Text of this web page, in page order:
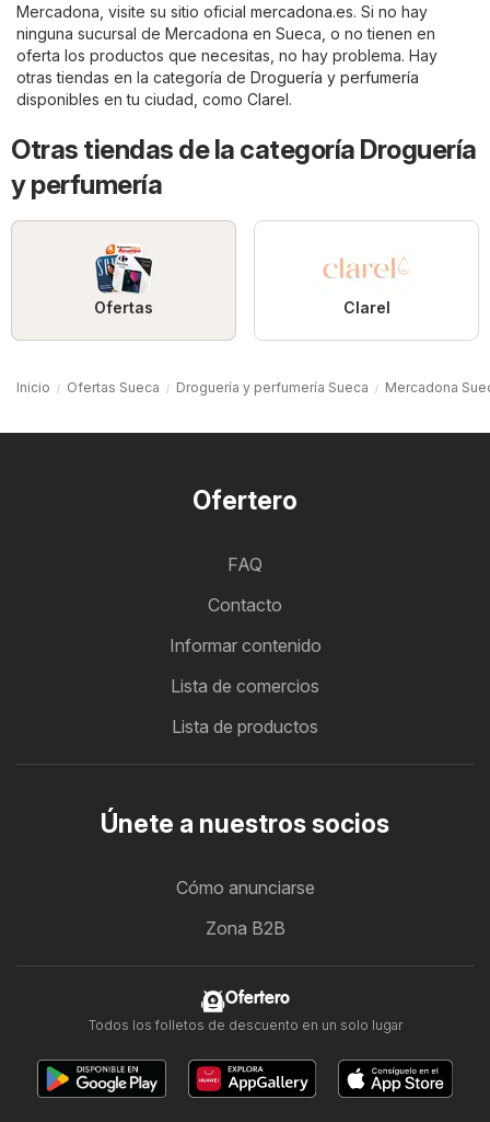
Mercadona, visite su sitio oficial mercadona.es. Si no hay
ninguna sucursal de Mercadona en Sueca, o no tienen en
oferta los productos que necesitas, no hay problema. Hay
otras tiendas en la categoría de Droguería y perfumería
disponibles en tu ciudad, como Clarel.
Otras tiendas de la categoría Droguería
y perfumería
Ofertas Clarel
Inicio Ofertas Sueca Droguería y perfumería Sueca Mercadona
Ofertero
FAQ
Contacto
Informar contenido
Lista de comercios
Lista de productos
Únete a nuestros socios
Cómo anunciarse
Zona B2B
Ofertero
Todos los folletos de descuento en un solo lugar